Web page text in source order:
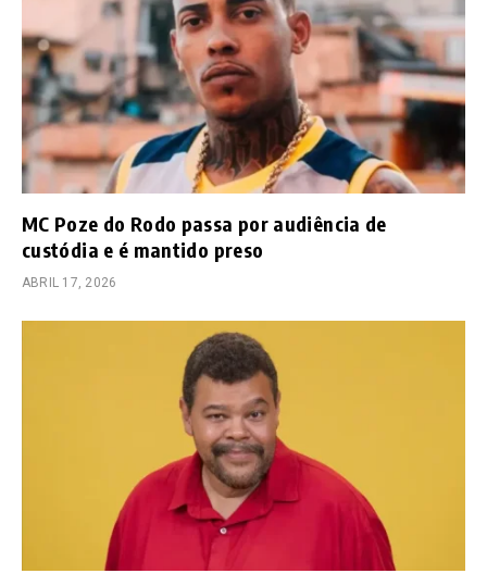
MC Poze do Rodo passa por audiência de
custódia e é mantido preso
ABRIL 17, 2026